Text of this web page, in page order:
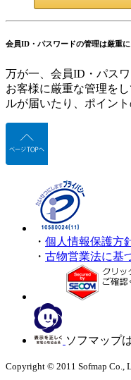
会員ID・パスワードの管理は厳重
万が一、会員ID・パス
お客様に厳重な管理を
ルが届いたり、ポイン
・ 個人情報保護方
・ 古物営業法に基
ソフマップ
Copyright © 2011 Sofmap Co.,